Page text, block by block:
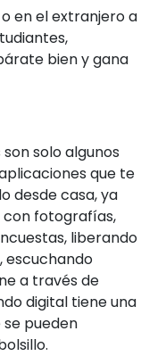
en el extranjero a
bien y gana
solo algunos
que te
desde casa, ya
fotografías,
liberando
escuchando
a través de
digital tiene una
pueden